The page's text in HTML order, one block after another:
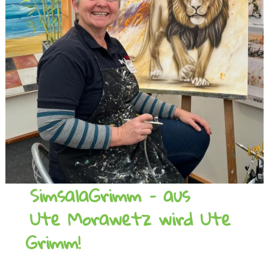
SimsalaGrimm – aus
Ute Morawetz wird Ute
Grimm!